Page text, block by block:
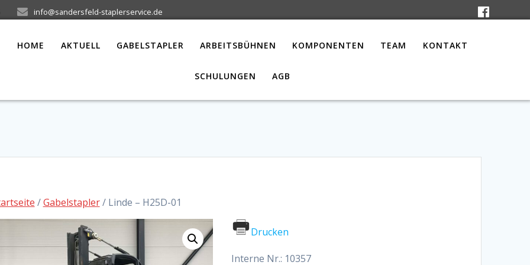
info@sandersfeld-staplerservice.de
HOME AKTUELL GABELSTAPLER ARBEITSBÜHNEN KOMPONENTEN TEAM KONTAKT
SCHULUNGEN AGB
/Gabelstapler/ Linde – H25D-01
Drucken
Interne Nr.: 10357